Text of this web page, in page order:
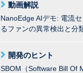
動画解説
NanoEdge AIデモ: 電流
るファンの異常検出と分
開発のヒント
SBOM（Software Bill Of